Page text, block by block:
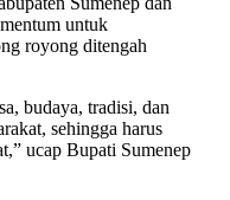
untuk
royong ditengah
budaya, tradisi, dan
sehingga harus
ucap Bupati Sumenep